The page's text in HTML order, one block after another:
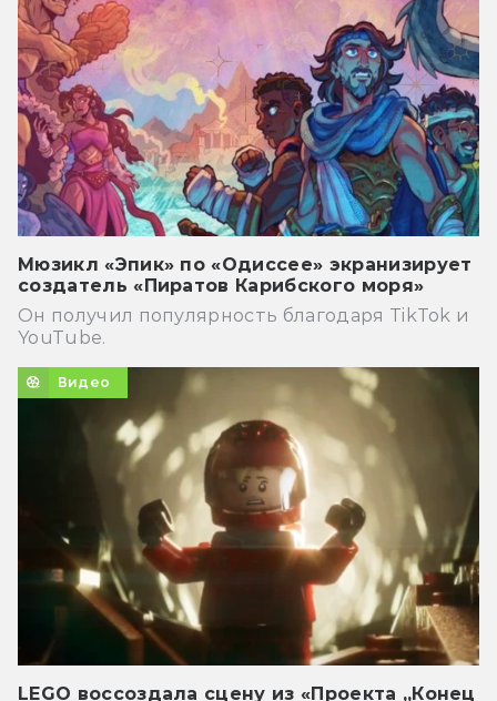
Мюзикл «Эпик» по «Одиссее» экранизирует
создатель «Пиратов Карибского моря»
Он получил популярность благодаря TikTok и
YouTube.
Видео
LEGO воссоздала сцену из «Проекта „Конец